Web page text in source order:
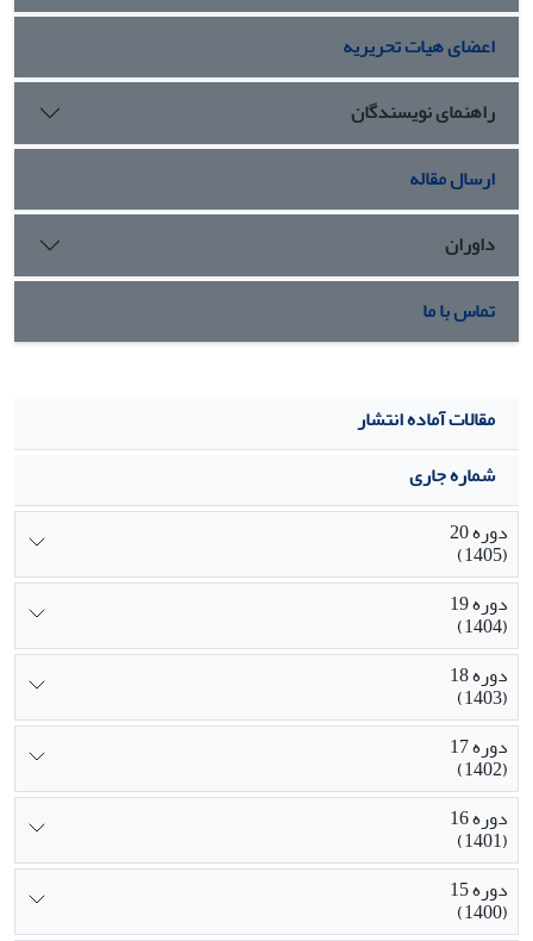
دانش ‏آموزان می‏شود.
اعضای هیات تحریریه
راهنمای نویسندگان
ارسال مقاله
داوران
تماس با ما
مقالات آماده انتشار
شماره جاری
دوره 20
(1405)
دوره 19
(1404)
دوره 18
(1403)
دوره 17
(1402)
دوره 16
(1401)
دوره 15
(1400)